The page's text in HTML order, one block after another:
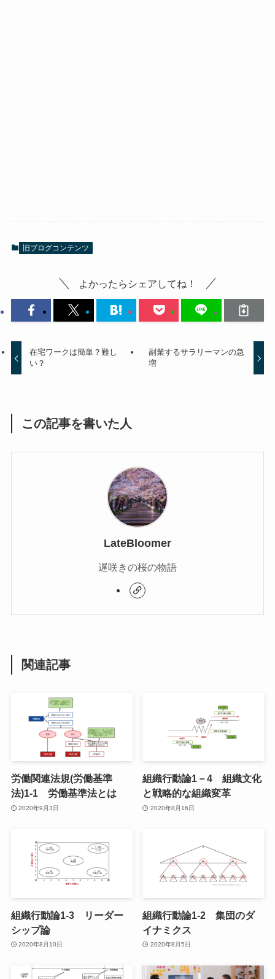
旧ブログコンテンツ
よかったらシェアしてね！
在宅ワークは簡単？難し
い？
副業するサラリーマンの急
増
この記事を書いた人
LateBloomer
遅咲きの桜の物語
関連記事
労働関連法規(労働基準
法)1-1 労働基準法とは
2020年9月3日
組織行動論1－4 組織文化
と戦略的な組織変革
2020年8月16日
組織行動論1-3 リーダー
シップ論
2020年8月10日
組織行動論1-2 集団のダ
イナミクス
2020年8月5日